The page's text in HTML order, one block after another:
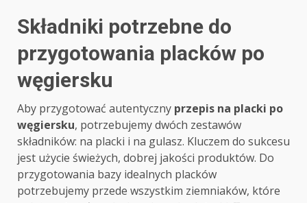
Składniki potrzebne do
przygotowania placków po
węgiersku
Aby przygotować autentyczny przepis na placki po
węgiersku, potrzebujemy dwóch zestawów
składników: na placki i na gulasz. Kluczem do sukcesu
jest użycie świeżych, dobrej jakości produktów. Do
przygotowania bazy idealnych placków
potrzebujemy przede wszystkim ziemniaków, które